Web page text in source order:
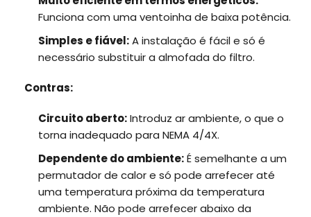
Funciona com uma ventoinha de baixa potência.
Simples e fiável:A instalação é fácil e só é
necessário substituir a almofada do filtro.
Contras:
Circuito aberto:Introduz ar ambiente, o que o
torna inadequado para NEMA 4/4X.
Dependente do ambiente:É semelhante a um
permutador de calor e só pode arrefecer até
uma temperatura próxima da temperatura
ambiente. Não pode arrefecer abaixo da